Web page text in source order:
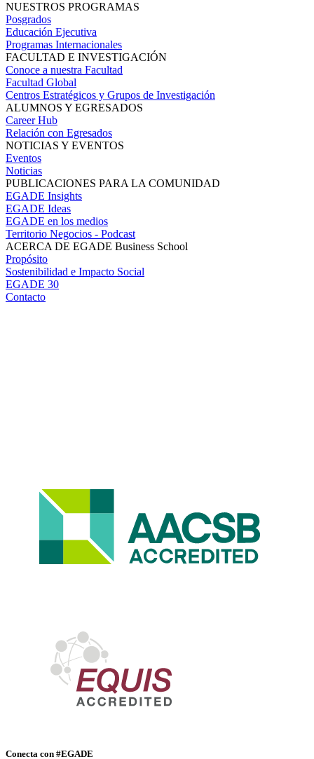
NUESTROS PROGRAMAS
Posgrados
Educación Ejecutiva
Programas Internacionales
FACULTAD E INVESTIGACIÓN
Conoce a nuestra Facultad
Facultad Global
Centros Estratégicos y Grupos de Investigación
ALUMNOS Y EGRESADOS
Career Hub
Relación con Egresados
NOTICIAS Y EVENTOS
Eventos
Noticias
PUBLICACIONES PARA LA COMUNIDAD
EGADE Insights
EGADE Ideas
EGADE en los medios
Territorio Negocios - Podcast
ACERCA DE EGADE Business School
Propósito
Sostenibilidad e Impacto Social
EGADE 30
Contacto
Conecta con #EGADE